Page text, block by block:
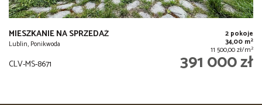
MIESZKANIE NA SPRZEDAŻ
Lublin, Ponikwoda
2 pokoje
34,00 m2
11 500,00 zł/m2
CLV-MS-8671 391 000 zł